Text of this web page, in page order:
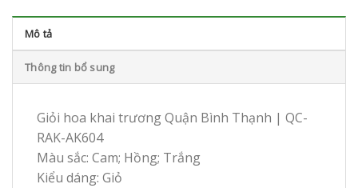
Mô tả
Thông tin bổ sung
Giỏi hoa khai trương Quận Bình Thạnh | QC-
RAK-AK604
Màu sắc: Cam; Hồng; Trắng
Kiểu dáng: Giỏ